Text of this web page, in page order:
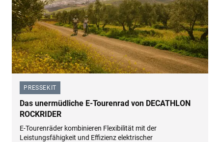
PRESSEKIT
–
Das unermüdliche E-Tourenrad von DECATHLON
ROCKRIDER
E-Tourenräder kombinieren Flexibilität mit der
Leistungsfähigkeit und Effizienz elektrischer